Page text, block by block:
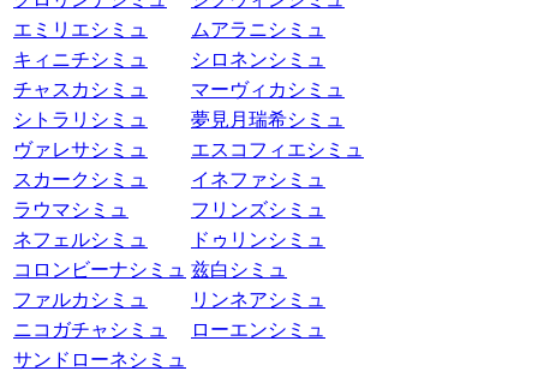
エミリエシミュ
ムアラニシミュ
キィニチシミュ
シロネンシミュ
チャスカシミュ
マーヴィカシミュ
シトラリシミュ
夢見月瑞希シミュ
ヴァレサシミュ
エスコフィエシミュ
スカークシミュ
イネファシミュ
ラウマシミュ
フリンズシミュ
ネフェルシミュ
ドゥリンシミュ
コロンビーナシミュ 兹白シミュ
ファルカシミュ
リンネアシミュ
ニコガチャシミュ
ローエンシミュ
サンドローネシミュ